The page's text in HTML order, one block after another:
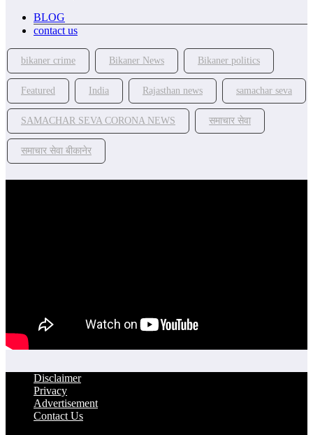
BLOG
contact us
bikaner crime Bikaner News Bikaner politics
Featured India Rajasthan news samachar seva
SAMACHAR SEVA CORONA NEWS समाचार सेवा
समाचार सेवा बीकानेर
Disclaimer
Privacy
Advertisement
Contact Us